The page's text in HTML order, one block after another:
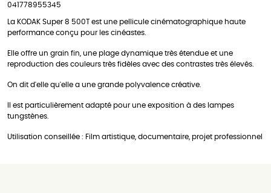
041778955345
La KODAK Super 8 500T est une pellicule cinématographique haute
performance conçu pour les cinéastes.
Elle offre un grain fin, une plage dynamique très étendue et une
reproduction des couleurs très fidèles avec des contrastes très élevés.
On dit d'elle qu'elle a une grande polyvalence créative.
Il est particulièrement adapté pour une exposition à des lampes
tungstènes.
Utilisation conseillée : Film artistique, documentaire, projet professionnel